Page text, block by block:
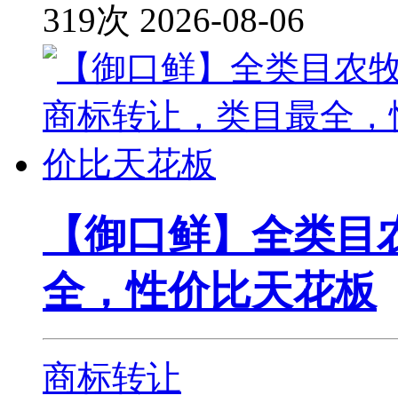
319次 2026-08-06
【御口鲜】全类
全，性价比天花板
商标转让